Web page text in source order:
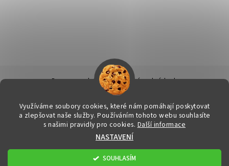
Doprava a platba | Obchodní podmínky |
| Info k nákupu & reklamační řád
Kontakty
2026 © FitStore.cz - Váš eshop s doplňky stravy, všechna práva
Upravit nastavení cookies
Vytvořil Shoptet
Využíváme soubory cookies, které nám pomáhají poskytovat
a zlepšovat naše služby. Používáním tohoto webu souhlasíte
s našimi pravidly pro cookies. Další informace
NASTAVENÍ
SOUHLASÍM